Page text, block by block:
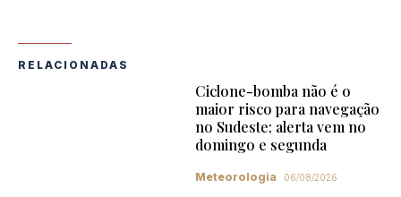
RELACIONADAS
Ciclone-bomba não é o
maior risco para navegação
no Sudeste; alerta vem no
domingo e segunda
Meteorologia 06/08/2026